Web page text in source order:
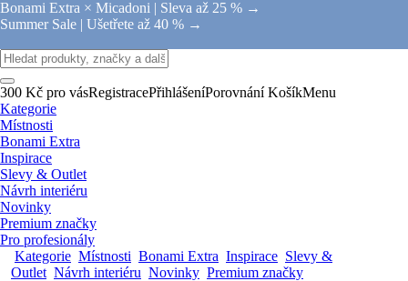
Bonami Extra × Micadoni | Sleva až 25 % →
Summer Sale | Ušetřete až 40 % →
300 Kč pro vásRegistracePřihlášeníPorovnání KošíkMenu
Kategorie
Místnosti
Bonami Extra
Inspirace
Slevy & Outlet
Návrh interiéru
Novinky
Premium značky
Pro profesionály
Kategorie Místnosti Bonami Extra Inspirace Slevy &
Outlet Návrh interiéru Novinky Premium značky